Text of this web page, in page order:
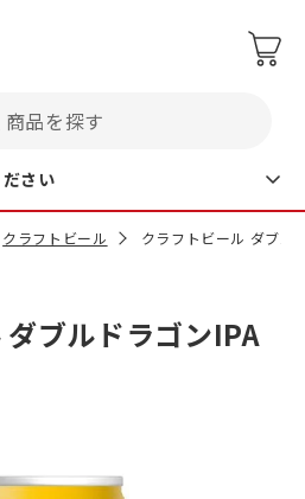
商品を探す
さい
クラフトビール クラフトビール ダブル
ブルドラゴンIPA